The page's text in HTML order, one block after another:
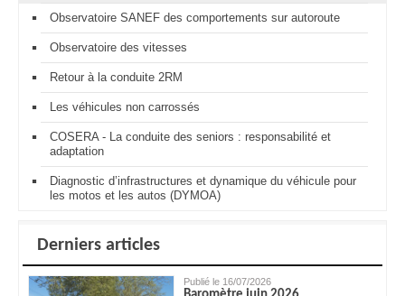
Observatoire SANEF des comportements sur autoroute
Observatoire des vitesses
Retour à la conduite 2RM
Les véhicules non carrossés
COSERA - La conduite des seniors : responsabilité et
adaptation
Diagnostic d’infrastructures et dynamique du véhicule pour
les motos et les autos (DYMOA)
Derniers articles
Publié le 16/07/2026